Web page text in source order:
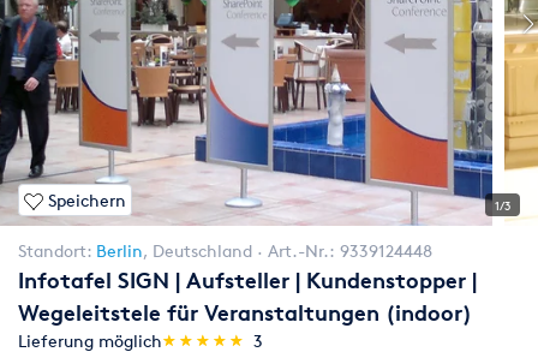
Speichern 1/3
Standort: Berlin, Deutschland Art.-Nr.: 9339124448
Infotafel SIGN | Aufsteller | Kundenstopper |
Wegeleitstele für Veranstaltungen (indoor)
Lieferung möglich(*)
★
★
(*)★
★
(*) ★
★
(*) ★
★
(*) ★
★ 3